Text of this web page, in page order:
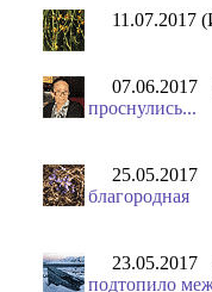
11.07.2017
проснулись...
благородная
подтопило